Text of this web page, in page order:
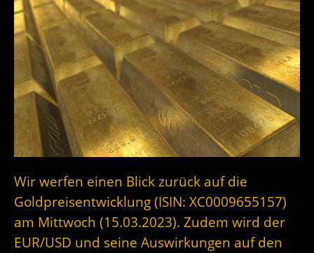
Wir werfen einen Blick zurück auf die
Goldpreisentwicklung (ISIN: XC0009655157)
am Mittwoch (15.03.2023). Zudem wird der
EUR/USD und seine Auswirkungen auf den